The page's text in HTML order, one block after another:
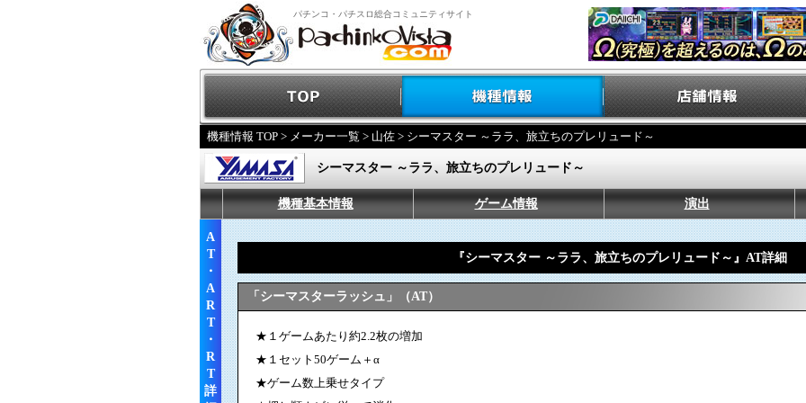
パチンコ・パチスロ総合コミュニティサイト
機種情報 TOP > メーカー一覧 > 山佐 > シーマスター ～ララ、旅立ちのプレリュード～
シーマスター ～ララ、旅立ちのプレリュード～
機種基本情報 ゲーム情報 演出
A
T
・
A
R
T
・
R
T
詳
『シーマスター ～ララ、旅立ちのプレリュード～』AT詳細
「シーマスターラッシュ」（AT）
★１ゲームあたり約2.2枚の増加
★１セット50ゲーム＋α
★ゲーム数上乗せタイプ